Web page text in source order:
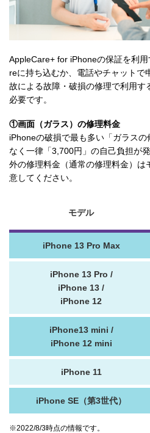
AppleCare+ for iPhoneの保証を利
reに持ち込むか、電話やチャットで
故による故障・破損の修理で利用す
必要です。
①画面（ガラス）の修理料金
iPhoneの破損で最も多い「ガラス
なく一律「3,700円」の自己負担が
外の修理料金（通常の修理料金）は
意してください。
モデル
iPhone 13 Pro Max
iPhone 13 Pro /
iPhone 13 /
iPhone 12
iPhone13 mini /
iPhone 12 mini
iPhone 11
iPhone SE（第3世代）
※2022/8/3時点の情報です。